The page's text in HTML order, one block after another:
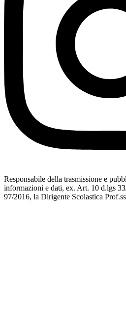
Responsabile della trasmissione e
informazioni e dati, ex. Art. 10 d.lgs
97/2016, la Dirigente Scolastica